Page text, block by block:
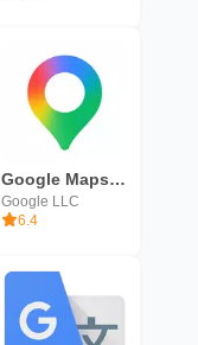
Google Maps: Navigatie en OV
Google LLC
6.4